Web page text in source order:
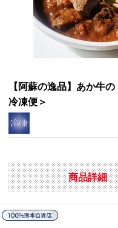
【阿蘇の逸品】あか牛の
冷凍便＞
商品詳細